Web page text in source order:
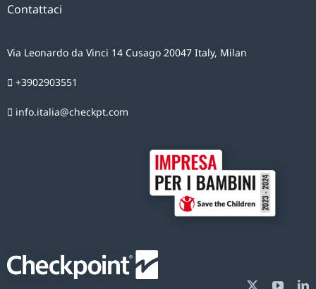
Contattaci
Via Leonardo da Vinci 14 Cusago 20047 Italy, Milan
+3902903551
info.italia@checkpt.com